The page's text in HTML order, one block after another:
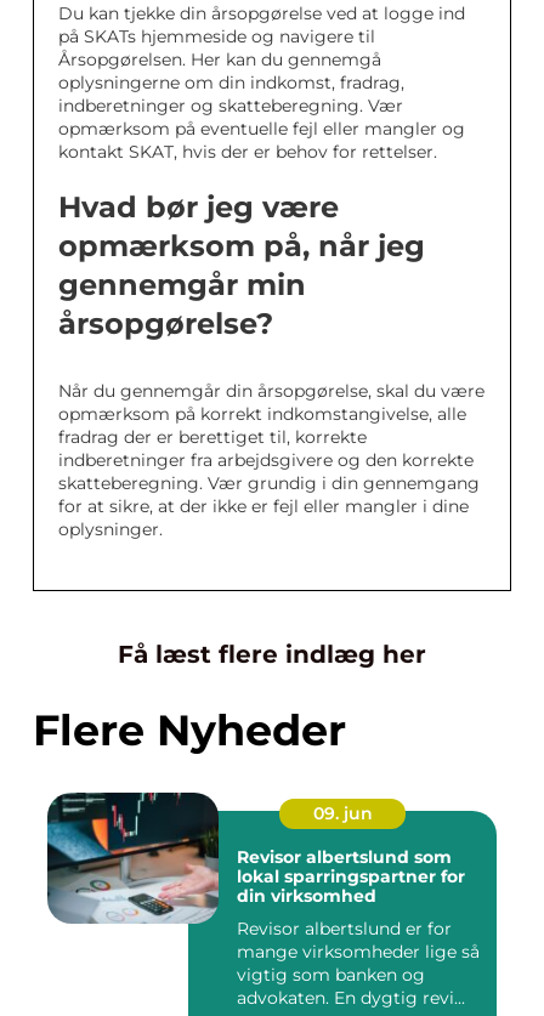
Du kan tjekke din årsopgørelse ved at logge ind
på SKATs hjemmeside og navigere til
Årsopgørelsen. Her kan du gennemgå
oplysningerne om din indkomst, fradrag,
indberetninger og skatteberegning. Vær
opmærksom på eventuelle fejl eller mangler og
kontakt SKAT, hvis der er behov for rettelser.
Hvad bør jeg være
opmærksom på, når jeg
gennemgår min
årsopgørelse?
Når du gennemgår din årsopgørelse, skal du være
opmærksom på korrekt indkomstangivelse, alle
fradrag der er berettiget til, korrekte
indberetninger fra arbejdsgivere og den korrekte
skatteberegning. Vær grundig i din gennemgang
for at sikre, at der ikke er fejl eller mangler i dine
oplysninger.
Få læst flere indlæg her
Flere Nyheder
09. jun
Revisor albertslund som
lokal sparringspartner for
din virksomhed
Revisor albertslund er for
mange virksomheder lige så
vigtig som banken og
advokaten. En dygtig revi...